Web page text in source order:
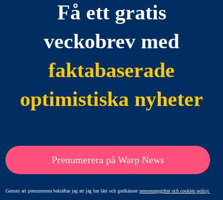
Få ett gratis
veckobrev med
faktabaserade
optimistiska nyheter
Prenumerera på Warp News
Genom att prenumerera bekräftar jag att jag har läst och godkännerpersonuppgifter och cookies policy.